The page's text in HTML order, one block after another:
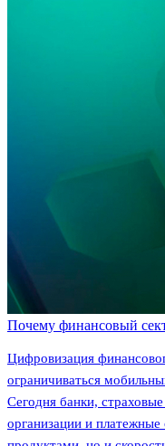
Почему финансовый
Цифровизация
ограничиваться
Сегодня банки,
организации и